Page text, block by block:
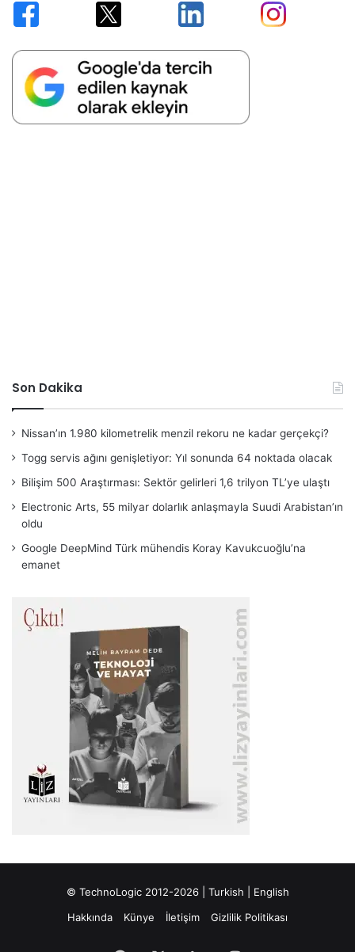
Son Dakika
Nissan’ın 1.980 kilometrelik menzil rekoru ne kadar gerçekçi?
Togg servis ağını genişletiyor: Yıl sonunda 64 noktada olacak
Bilişim 500 Araştırması: Sektör gelirleri 1,6 trilyon TL’ye ulaştı
Electronic Arts, 55 milyar dolarlık anlaşmayla Suudi Arabistan’ın
oldu
Google DeepMind Türk mühendis Koray Kavukcuoğlu’na
emanet
© TechnoLogic 2012-2026 | Turkish
English
Hakkında
Künye İletişim Gizlilik Politikası